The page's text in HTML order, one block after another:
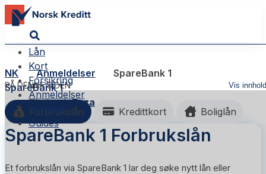
Lån
Kort
Forsikring
Anmeldelser
Nyheter
Guides
NK Anmeldelser SpareBank 1
PÅ DENNE SIDEN Vis innhold
SpareBank 1
Skribent:Reza
Forbrukslån
Kredittkort Boliglån
SpareBank 1 Forbrukslån
Et forbrukslån via SpareBank 1 lar deg søke nytt lån eller